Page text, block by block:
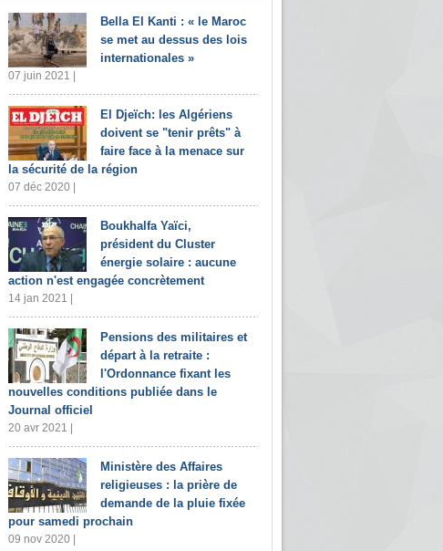
Bella El Kanti : « le Maroc
se met au dessus des lois
internationales »
07 juin 2021 |
El Djeïch: les Algériens
doivent se "tenir prêts" à
faire face à la menace sur
la sécurité de la région
07 déc 2020 |
Boukhalfa Yaïci,
président du Cluster
énergie solaire : aucune
action n'est engagée concrètement
14 jan 2021 |
Pensions des militaires et
départ à la retraite :
l'Ordonnance fixant les
nouvelles conditions publiée dans le
Journal officiel
20 avr 2021 |
Ministère des Affaires
religieuses : la prière de
demande de la pluie fixée
pour samedi prochain
09 nov 2020 |